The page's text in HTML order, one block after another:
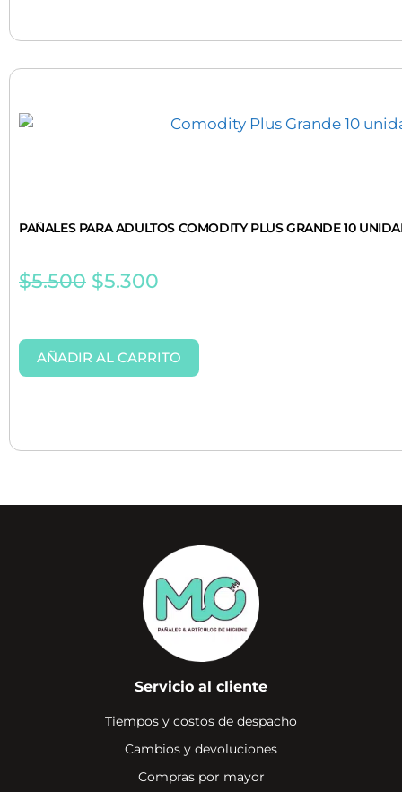
PAÑALES PARA ADULTOS COMODITY PLUS GRANDE 10
$5.500 $5.300
AÑADIR AL CARRITO
Servicio al cliente
Tiempos y costos de despacho
Cambios y devoluciones
Compras por mayor